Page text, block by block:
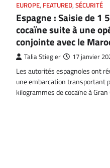
EUROPE, FEATURED, SÉCURITÉ
Espagne : Saisie de 1
cocaïne suite à une
conjointe avec le
Talia Stiegler 17 janvier
Les autorités espagnoles ont
une embarcation transportant
kilogrammes de cocaïne à